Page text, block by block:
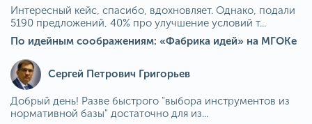
Интересный кейс, спасибо, вдохновляет. Однако, подали
5190 предложений, 40% про улучшение условий т...
По идейным соображениям: «Фабрика идей» на МГОКе
Сергей Петрович Григорьев
Добрый день! Разве быстрого "выбора инструментов из
нормативной базы" достаточно для из...